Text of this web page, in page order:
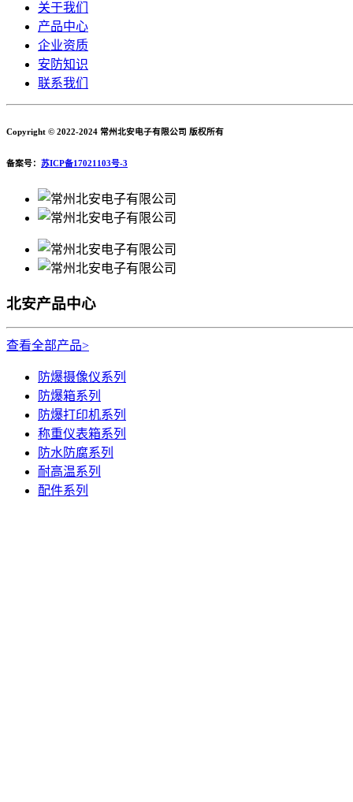
关于我们
产品中心
企业资质
安防知识
联系我们
Copyright © 2022-2024 常州北安电子有限公司 版权所有
备案号： 苏ICP备17021103号-3
北安产品中心
查看全部产品>
防爆摄像仪系列
防爆箱系列
防爆打印机系列
称重仪表箱系列
防水防腐系列
耐高温系列
配件系列